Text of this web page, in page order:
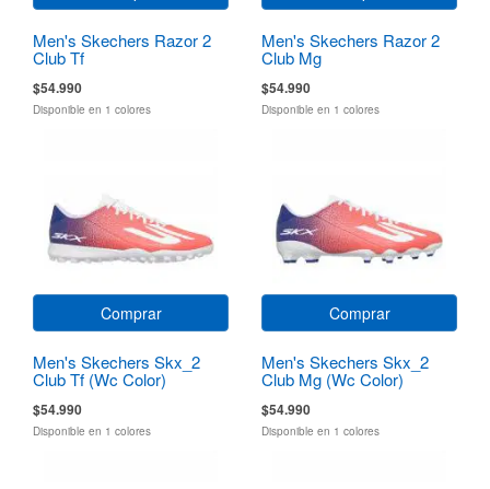
Men's Skechers Razor 2
Club Tf
$54.990
Disponible en 1 colores
Men's Skechers Razor 2
Club Mg
$54.990
Disponible en 1 colores
Comprar
Men's Skechers Skx_2
Club Tf (Wc Color)
$54.990
Disponible en 1 colores
Comprar
Men's Skechers Skx_2
Club Mg (Wc Color)
$54.990
Disponible en 1 colores